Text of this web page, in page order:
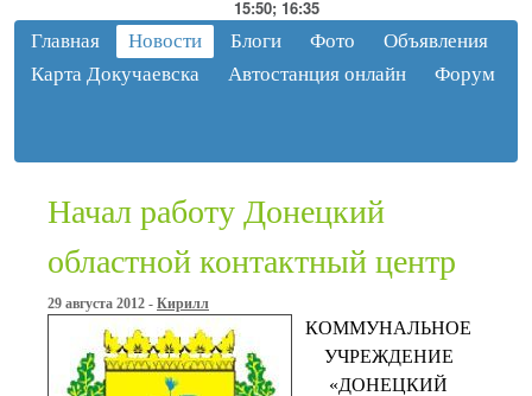
15:50; 16:35
Главная Новости Блоги Фото
Объявления
Карта Докучаевска
Автостанция онлайн Форум
Начал работу Донецкий
областной контактный центр
29 августа 2012 - Кирилл
КОММУНАЛЬНОЕ
УЧРЕЖДЕНИЕ
«ДОНЕЦКИЙ